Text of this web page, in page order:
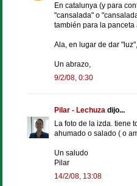
En catalunya (y para
"cansalada" o
también para la panceta
Ala, en lugar de dar
Un abrazo,
9/2/08, 0:30
Pilar - Lechuza dijo...
La foto de la izda. tiene
ahumado o salado ( o
Un saludo
Pilar
14/2/08, 13:08